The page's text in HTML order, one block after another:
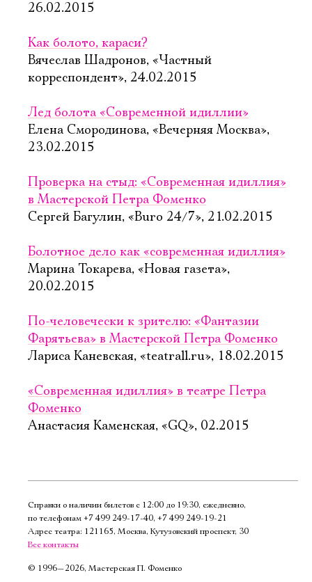
26.02.2015
Как болото, караси?
Вячеслав Шадронов, «Частный
корреспондент», 24.02.2015
Лед болота «Современной идиллии»
Елена Смородинова, «Вечерняя Москва»,
23.02.2015
Проверка на стыд: «Современная идиллия»
в Мастерской Петра Фоменко
Сергей Багулин, «Buro 24/7», 21.02.2015
Болотное дело как «современная идиллия»
Марина Токарева, «Новая газета»,
20.02.2015
По-человечески к зрителю: «Фантазии
Фарятьева» в Мастерской Петра Фоменко
Лариса Каневская, «teatrall.ru», 18.02.2015
«Современная идиллия» в театре Петра
Фоменко
Анастасия Каменская, «GQ», 02.2015
Справки о наличии билетов с 12:00 до 19:30, ежедневно,
по телефонам +7 499 249‑17‑40, +7 499 249‑19‑21
Адрес театра: 121165, Москва, Кутузовский проспект, 30
Все контакты
© 1996—2026, Мастерская П. Фоменко